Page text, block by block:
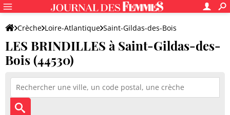
Crèche Loire-Atlantique Saint-Gildas-des-Bois
LES BRINDILLES
LES BRINDILLES à Saint-Gildas-des-
Bois (44530)